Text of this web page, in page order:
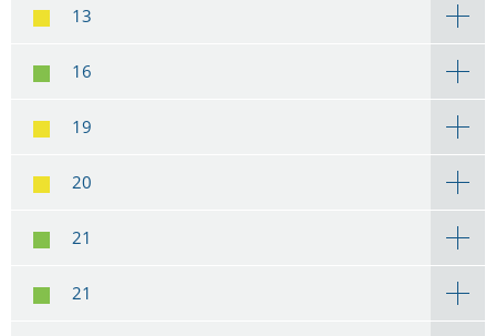
13
16
19
20
21
21